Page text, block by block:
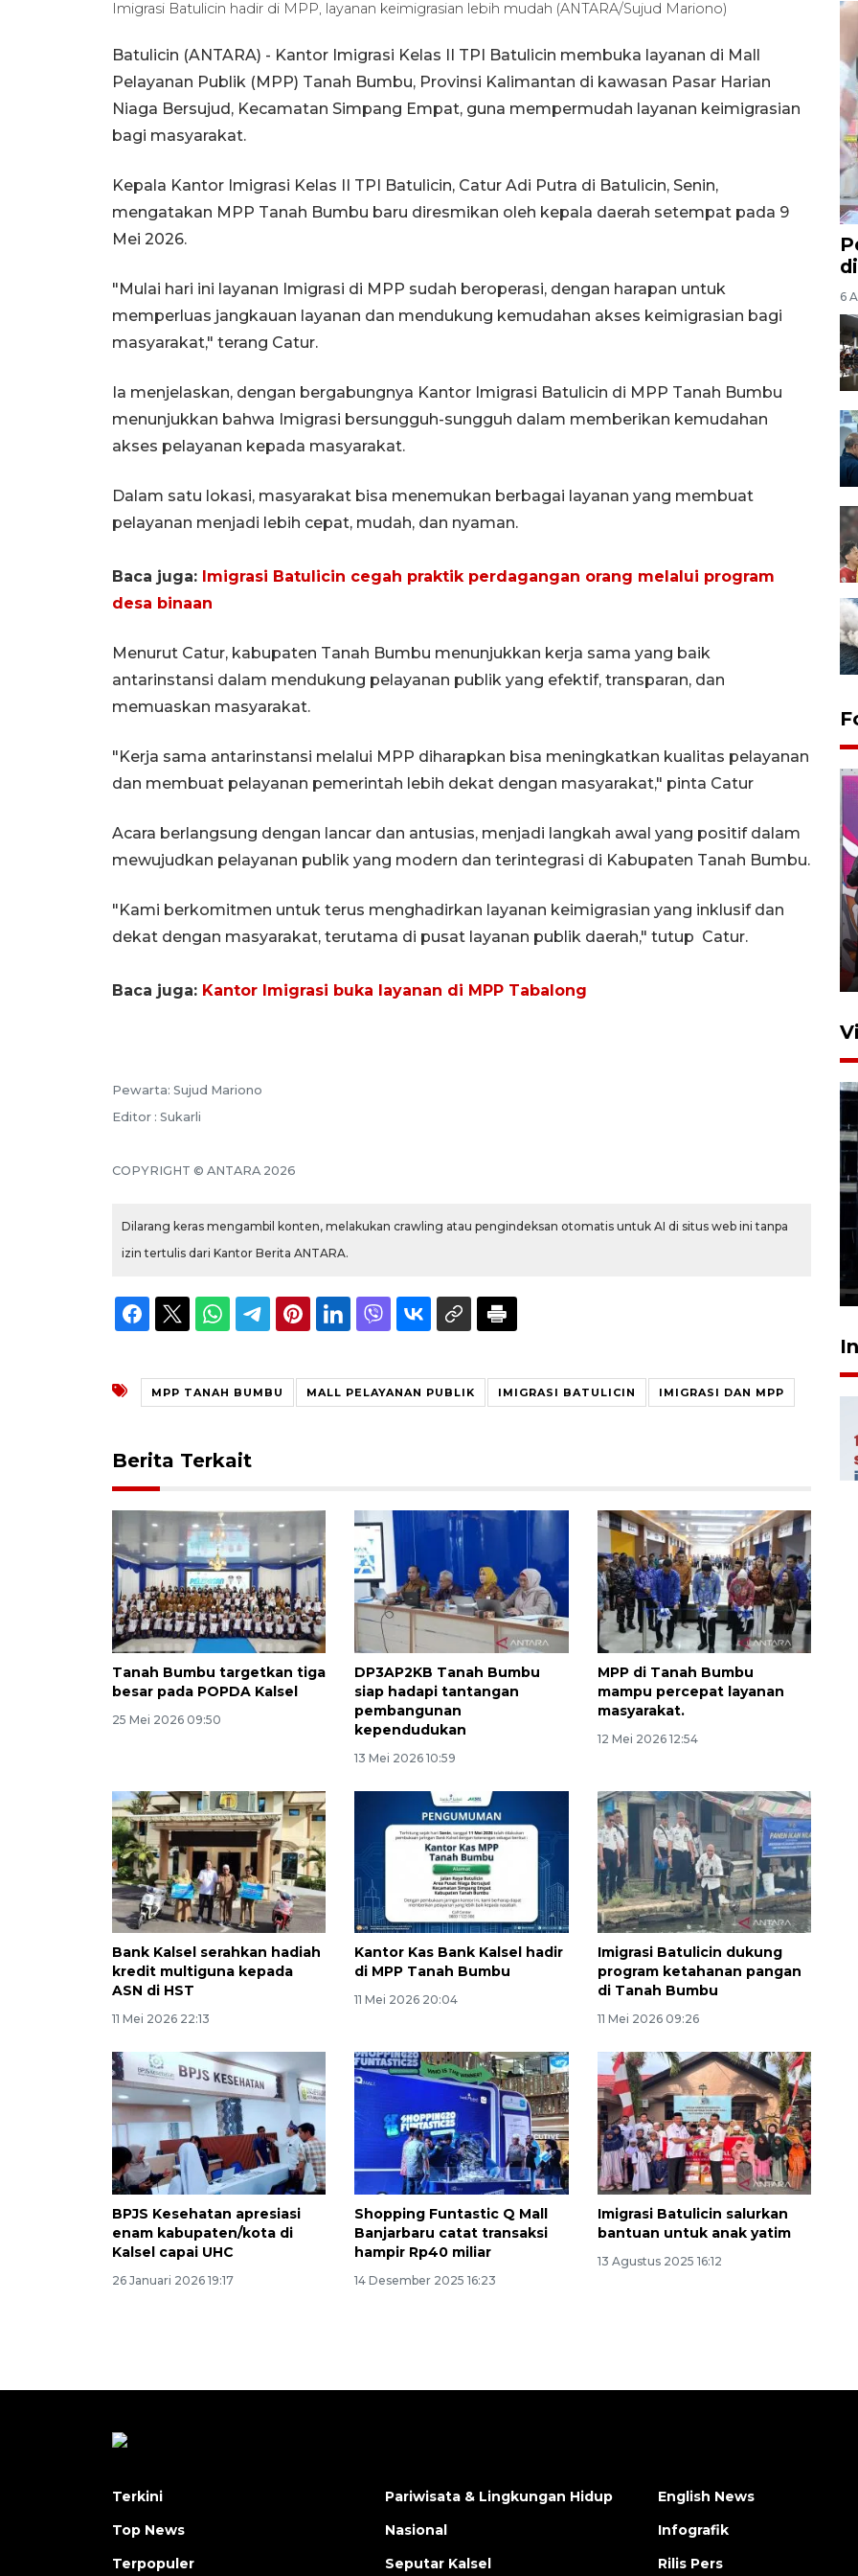
Imigrasi Batulicin hadir di MPP, layanan keimigrasian lebih mudah (ANTARA/Sujud Mariono)
Batulicin (ANTARA) - Kantor Imigrasi Kelas II TPI Batulicin membuka layanan di Mall
Pelayanan Publik (MPP) Tanah Bumbu, Provinsi Kalimantan di kawasan Pasar Harian
Niaga Bersujud, Kecamatan Simpang Empat, guna mempermudah layanan keimigrasian
bagi masyarakat.
Kepala Kantor Imigrasi Kelas II TPI Batulicin, Catur Adi Putra di Batulicin, Senin,
mengatakan MPP Tanah Bumbu baru diresmikan oleh kepala daerah setempat pada 9
Mei 2026.
"Mulai hari ini layanan Imigrasi di MPP sudah beroperasi, dengan harapan untuk
memperluas jangkauan layanan dan mendukung kemudahan akses keimigrasian bagi
masyarakat," terang Catur.
Ia menjelaskan, dengan bergabungnya Kantor Imigrasi Batulicin di MPP Tanah Bumbu
menunjukkan bahwa Imigrasi bersungguh-sungguh dalam memberikan kemudahan
akses pelayanan kepada masyarakat.
Dalam satu lokasi, masyarakat bisa menemukan berbagai layanan yang membuat
pelayanan menjadi lebih cepat, mudah, dan nyaman.
Baca juga: Imigrasi Batulicin cegah praktik perdagangan orang melalui program
desa binaan
Menurut Catur, kabupaten Tanah Bumbu menunjukkan kerja sama yang baik
antarinstansi dalam mendukung pelayanan publik yang efektif, transparan, dan
memuaskan masyarakat.
"Kerja sama antarinstansi melalui MPP diharapkan bisa meningkatkan kualitas pelayanan
dan membuat pelayanan pemerintah lebih dekat dengan masyarakat," pinta Catur
Acara berlangsung dengan lancar dan antusias, menjadi langkah awal yang positif dalam
mewujudkan pelayanan publik yang modern dan terintegrasi di Kabupaten Tanah Bumbu.
"Kami berkomitmen untuk terus menghadirkan layanan keimigrasian yang inklusif dan
dekat dengan masyarakat, terutama di pusat layanan publik daerah," tutup Catur.
Baca juga: Kantor Imigrasi buka layanan di MPP Tabalong
Pewarta: Sujud Mariono
Editor : Sukarli
COPYRIGHT © ANTARA 2026
Dilarang keras mengambil konten, melakukan crawling atau pengindeksan otomatis untuk AI di situs web ini tanpa
izin tertulis dari Kantor Berita ANTARA.
MPP TANAH BUMBU MALL PELAYANAN PUBLIK IMIGRASI BATULICIN IMIGRASI DAN MPP
Berita Terkait
Tanah Bumbu targetkan tiga
besar pada POPDA Kalsel
25 Mei 2026 09:50
DP3AP2KB Tanah Bumbu
siap hadapi tantangan
pembangunan
kependudukan
13 Mei 2026 10:59
MPP di Tanah Bumbu
mampu percepat layanan
masyarakat.
12 Mei 2026 12:54
Bank Kalsel serahkan hadiah
kredit multiguna kepada
ASN di HST
11 Mei 2026 22:13
Kantor Kas Bank Kalsel hadir
di MPP Tanah Bumbu
11 Mei 2026 20:04
Imigrasi Batulicin dukung
program ketahanan pangan
di Tanah Bumbu
11 Mei 2026 09:26
BPJS Kesehatan apresiasi
enam kabupaten/kota di
Kalsel capai UHC
26 Januari 2026 19:17
Shopping Funtastic Q Mall
Banjarbaru catat transaksi
hampir Rp40 miliar
14 Desember 2025 16:23
Imigrasi Batulicin salurkan
bantuan untuk anak yatim
13 Agustus 2025 16:12
6
Ketua DPRD Syahrial hadiri
pembukaan Turnamen Sepak
Bola Usia Dini
Pendidikan Kesetaraan
Ekonomi triwulan II-2026
tumbuh 5,29 persen
2026-08-06 18:45:00
Terkini
Top News
Terpopuler
Pariwisata & Lingkungan Hidup
Nasional
Seputar Kalsel
English News
Infografik
Rilis Pers